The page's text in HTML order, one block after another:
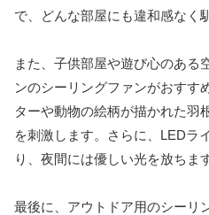
で、どんな部屋にも違和感なく
また、子供部屋や遊び心のある
ンのシーリングファンがおすす
ターや動物の絵柄が描かれた羽
を刺激します。さらに、LEDラ
り、夜間には優しい光を放ちます
最後に、アウトドア用のシーリ